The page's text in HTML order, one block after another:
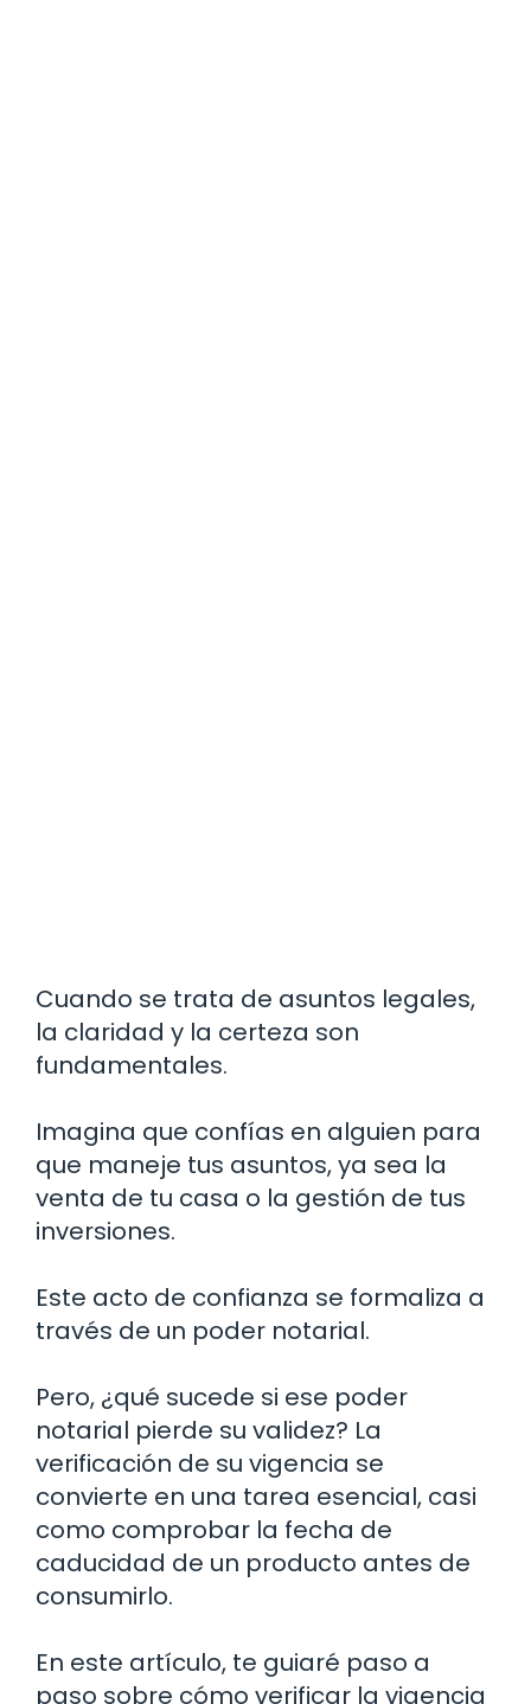
Cuando se trata de asuntos legales,
la claridad y la certeza son
fundamentales.
Imagina que confías en alguien para
que maneje tus asuntos, ya sea la
venta de tu casa o la gestión de tus
inversiones.
Este acto de confianza se formaliza a
través de un poder notarial.
Pero, ¿qué sucede si ese poder
notarial pierde su validez? La
verificación de su vigencia se
convierte en una tarea esencial, casi
como comprobar la fecha de
caducidad de un producto antes de
consumirlo.
En este artículo, te guiaré paso a
paso sobre cómo verificar la vigencia